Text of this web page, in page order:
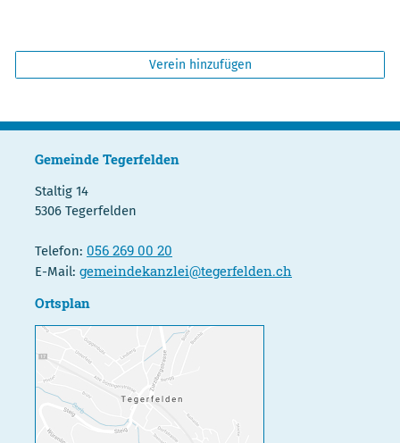
Verein hinzufügen
Gemeinde Tegerfelden
Staltig 14
5306 Tegerfelden
Telefon: 056 269 00 20
E-Mail: gemeindekanzlei@tegerfelden.ch
Ortsplan